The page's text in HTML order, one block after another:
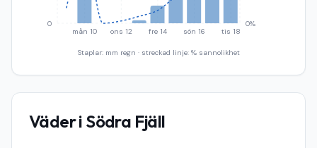
mån 10 ons 12 fre 14 sön 16 tis 18
0 0%
Staplar: mm regn · streckad linje: % sannolikhet
Väder i Södra Fjäll